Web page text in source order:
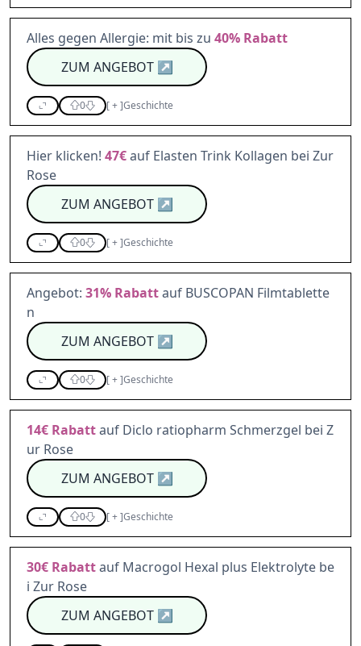
Alles gegen Allergie: mit bis zu 40% Rabatt
ZUM ANGEBOT↗
0 [+]Geschichte
Hier klicken! 47€auf Elasten Trink Kollagen bei Zur
Rose
ZUM ANGEBOT↗
0 [+]Geschichte
Angebot: 31% Rabattauf BUSCOPAN Filmtablette
n
ZUM ANGEBOT↗
0 [+]Geschichte
14€ Rabattauf Diclo ratiopharm Schmerzgel bei Z
ur Rose
ZUM ANGEBOT↗
0 [+]Geschichte
30€ Rabattauf Macrogol Hexal plus Elektrolyte be
i Zur Rose
ZUM ANGEBOT↗